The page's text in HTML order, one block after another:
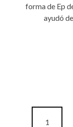
forma de Ep
ayudó
1